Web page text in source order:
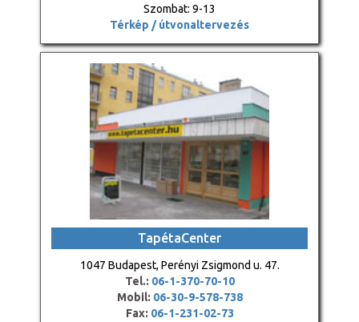
Szombat: 9-13
Térkép / útvonaltervezés
TapétaCenter
1047 Budapest, Perényi Zsigmond u. 47.
Tel.: 06-1-370-70-10
Mobil: 06-30-9-578-738
Fax: 06-1-231-02-73